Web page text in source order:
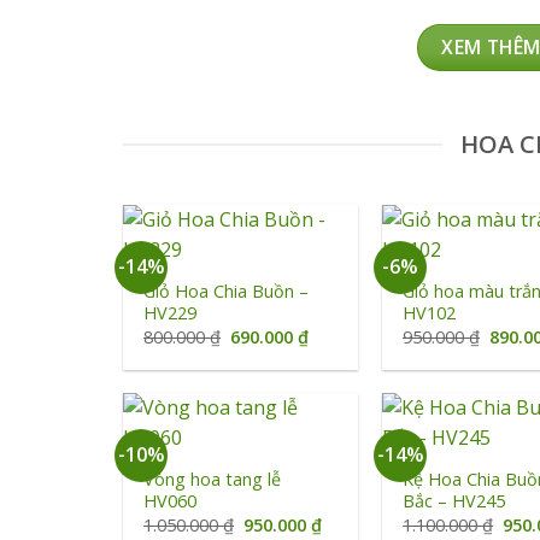
XEM
HOA
-14%
+
Giỏ Hoa Chia Buồn –
HV229
800.000₫ Giá
là:
690.000₫Giá
tại
690.000 ₫.
-6%
+
Giỏ hoa màu
HV102
950.000₫ Giá
là:
-10%
+
Vòng hoa tang lễ
HV060
1.050.000₫ Giá
950.000₫Giá
-14%
+
Kệ Hoa Chia
Bắc – HV245
1.100.000₫ Giá